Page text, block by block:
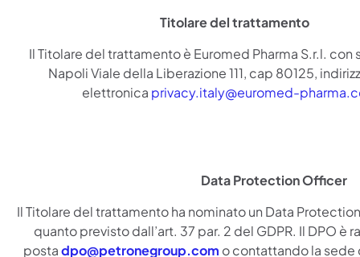
Titolare del trattamento
Il Titolare del trattamento è Euromed Pharma S.r.l. con
Napoli Viale della Liberazione 111, cap 80125,
elettronica privacy.italy@euromed-
Data Protection Officer
Il Titolare del trattamento ha nominato un Data
quanto previsto dall’art. 37 par. 2 del GDPR. Il DPO è
postadpo@petronegroup.com o contattando la